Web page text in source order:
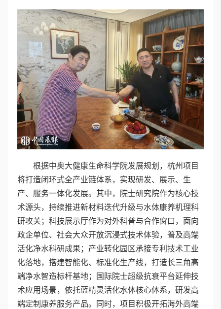
根据中奥大健康生命科学院发展规划，杭州项目
将打造闭环式全产业链体系，实现研发、展示、生
产、服务一体化发展。其中，院士研究院作为核心技
术源头，持续推进新材料迭代升级与水体康养机理科
研攻关；科技展示厅作为对外科普与合作窗口，面向
政企单位、社会大众开放沉浸式技术体验，普及高端
活化净水科研成果；产业转化园区承接专利技术工业
化落地，搭建智能化、标准化生产线，打造长三角高
端净水智造标杆基地；国际院士超级抗衰平台延伸技
术应用场景，依托蓝精灵活化水体核心体系，研发高
端定制康养服务产品。同时，项目积极开拓海外高端